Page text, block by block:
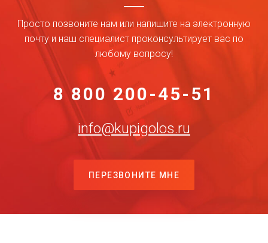
Просто позвоните нам или напишите на электронную
почту и наш специалист проконсультирует вас по
любому вопросу!
8 800 200-45-51
info@kupigolos.ru
ПЕРЕЗВОНИТЕ МНЕ